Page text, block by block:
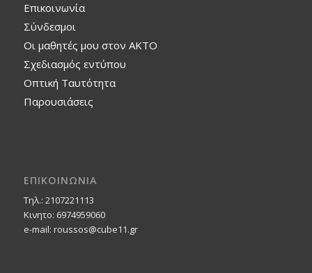
Επικοινωνία
Σύνδεσμοι
Οι μαθητές μου στον ΑΚΤΟ
Σχεδιασμός εντύπου
Οπτική Ταυτότητα
Παρουσιάσεις
ΕΠΙΚΟΙΝΩΝΙΑ
Τηλ.: 2107221113
Κινητο: 6974959060
e-mail: roussos@cube11.gr